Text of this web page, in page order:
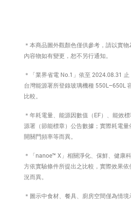
＊本商品圖外觀顏色僅供參考，請以實
內容物如有變更，恕不另行通知。
＊「業界省電 No.1」依至 2024.08.31
台灣能源署所登錄玻璃機種 550L–650L
比較。
＊年耗電量、能源因數值（EF）、能效
源署（節能標章）公告數據；實際耗電量
開關門頻率等而異。
＊「nanoe™ X」相關淨化、保鮮、健康
方依實驗條件所提出之比較，實際效果
況而異。
＊圖示中食材、餐具、廚房空間僅為情境